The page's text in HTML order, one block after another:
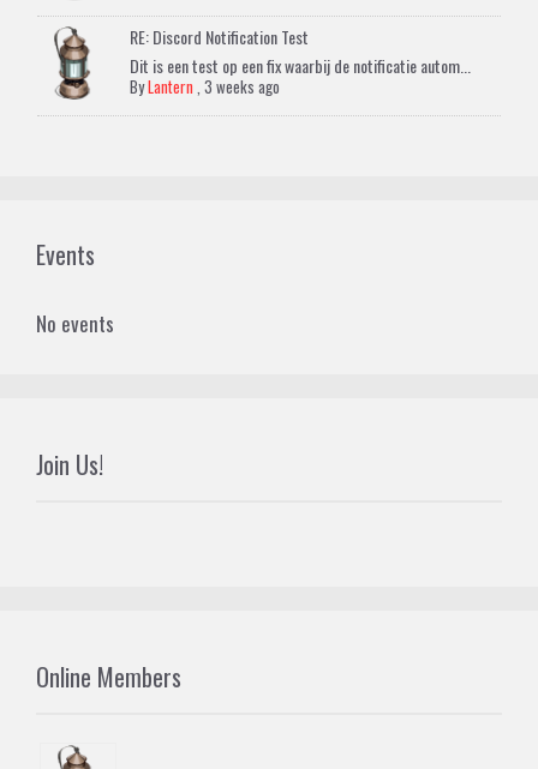
RE: Discord Notification Test
Dit is een test op een fix waarbij de notificatie autom...
ByLantern ,3 weeks ago
Events
No events
Join Us!
Online Members